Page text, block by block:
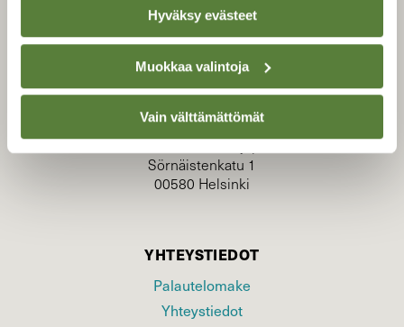
Hyväksy evästeet
Muokkaa valintoja
Vain välttämättömät
tilaajapalvelu@sll.fi
(09) 228 08 210 (arkisin klo 9-15)
Suomen Luonto/tilaajapalvelu
Sörnäistenkatu 1
00580 Helsinki
YHTEYSTIEDOT
Palautelomake
Yhteystiedot